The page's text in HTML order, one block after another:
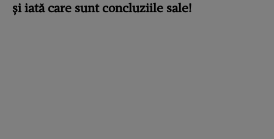
și iată care sunt concluziile sale!